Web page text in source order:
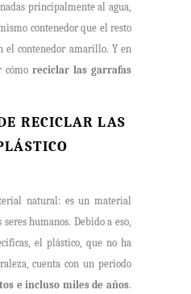
principalmente al agua,
contenedor que el resto
el contenedor amarillo. Y en
cómo reciclar las garrafas
RECICLAR LAS
natural: es un material
humanos. Debido a eso,
el plástico, que no ha
cuenta con un periodo
e incluso miles de años.